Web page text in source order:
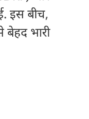
इस बीच,
बेहद भारी